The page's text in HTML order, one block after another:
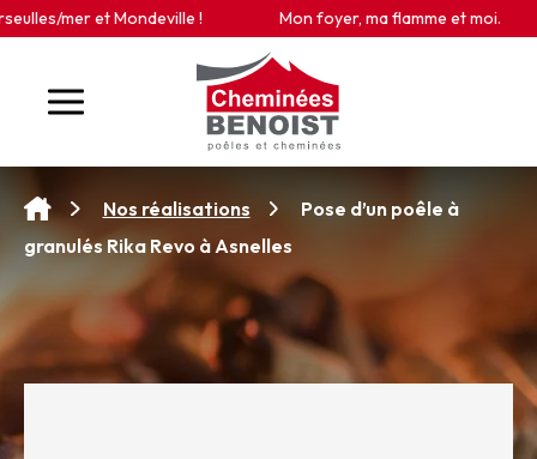
mer et Mondeville ! Mon foyer, ma flamme et moi.
Nos réalisations
Pose d’un poêle à
granulés Rika Revo à Asnelles
Panneau de gestion des cookies